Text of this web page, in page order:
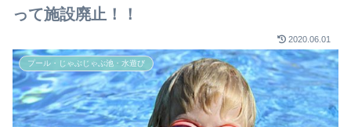
って施設廃止！！
2020.06.01
プール・じゃぶじゃぶ池・水遊び